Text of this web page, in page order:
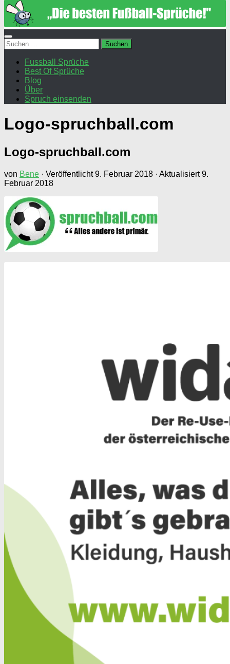
Suchen
nach:
Fussball Sprüche
Best Of Sprüche
Blog
Über
Spruch einsenden
Logo-spruchball.com
Logo-spruchball.com
von Bene · Veröffentlicht9. Februar 2018 · Aktualisiert9.
Februar 2018